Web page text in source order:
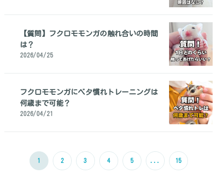
【質問】フクロモモンガの触れ合いの時間
は？
2026/04/25
フクロモモンガにベタ慣れトレーニングは
何歳まで可能？
2026/04/21
1 2 3 4 5 ... 15